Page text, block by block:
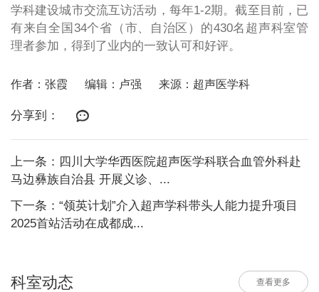
学科建设城市交流互访活动，每年1-2期。截至目前，已
有来自全国 34个省（市、自治区）的430名超声科室管
理者参加，得到了业内的一致认可和好评。
作者：张霞 编辑：卢强 来源：超声医学科
分享到：
上一条：四川大学华西医院超声医学科联合血管外科赴
马边彝族自治县 开展义诊、...
下一条：“领英计划”介入超声学科带头人能力提升项目
2025首站活动在成都成...
科室动态 查看更多